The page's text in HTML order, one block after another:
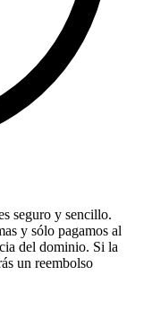
seguro y sencillo.
y sólo pagamos al
del dominio. Si la
un reembolso